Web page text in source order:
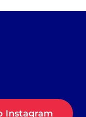
Instagram